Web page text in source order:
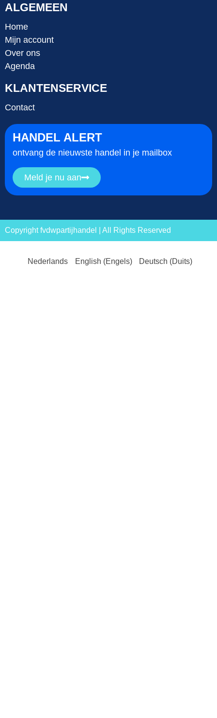
ALGEMEEN
Home
Mijn account
Over ons
Agenda
KLANTENSERVICE
Contact
HANDEL ALERT
ontvang de nieuwste handel in je mailbox
Meld je nu aan
Copyright fvdwpartijhandel | All Rights Reserved
Nederlands English (Engels) Deutsch (Duits)